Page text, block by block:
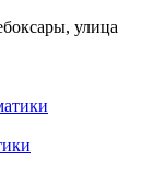
улица